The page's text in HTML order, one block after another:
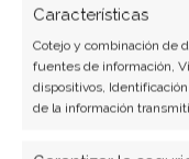
Características
Cotejo y combinación de
fuentes de información,
dispositivos,
de la información